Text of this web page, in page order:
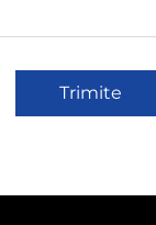
Trimite